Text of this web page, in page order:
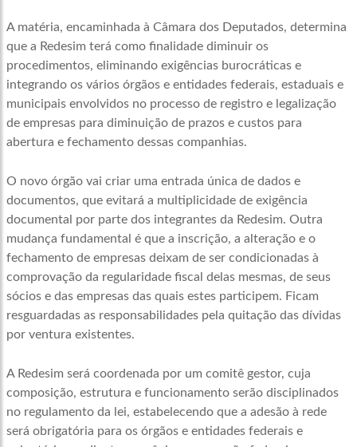
A matéria, encaminhada à Câmara dos Deputados, determina
que a Redesim terá como finalidade diminuir os
procedimentos, eliminando exigências burocráticas e
integrando os vários órgãos e entidades federais, estaduais e
municipais envolvidos no processo de registro e legalização
de empresas para diminuição de prazos e custos para
abertura e fechamento dessas companhias.
O novo órgão vai criar uma entrada única de dados e
documentos, que evitará a multiplicidade de exigência
documental por parte dos integrantes da Redesim. Outra
mudança fundamental é que a inscrição, a alteração e o
fechamento de empresas deixam de ser condicionadas à
comprovação da regularidade fiscal delas mesmas, de seus
sócios e das empresas das quais estes participem. Ficam
resguardadas as responsabilidades pela quitação das dívidas
por ventura existentes.
A Redesim será coordenada por um comitê gestor, cuja
composição, estrutura e funcionamento serão disciplinados
no regulamento da lei, estabelecendo que a adesão à rede
será obrigatória para os órgãos e entidades federais e